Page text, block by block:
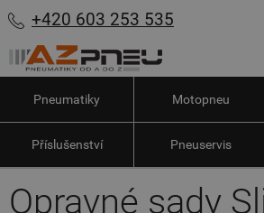
+420 603 253 535
Pneumatiky Motopneu
Příslušenství Pneuservis
Opravné sady